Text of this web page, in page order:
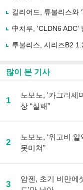
길리어드, 튜불리스와
中치루, 'CLDN6 ADC'
투불리스, 시리즈B2
많이 본 기사
1
노보노, '카그리세
상 “실패”
2
노보노, ‘위고비 알
못미쳐”
3
암젠, 초기 비만에